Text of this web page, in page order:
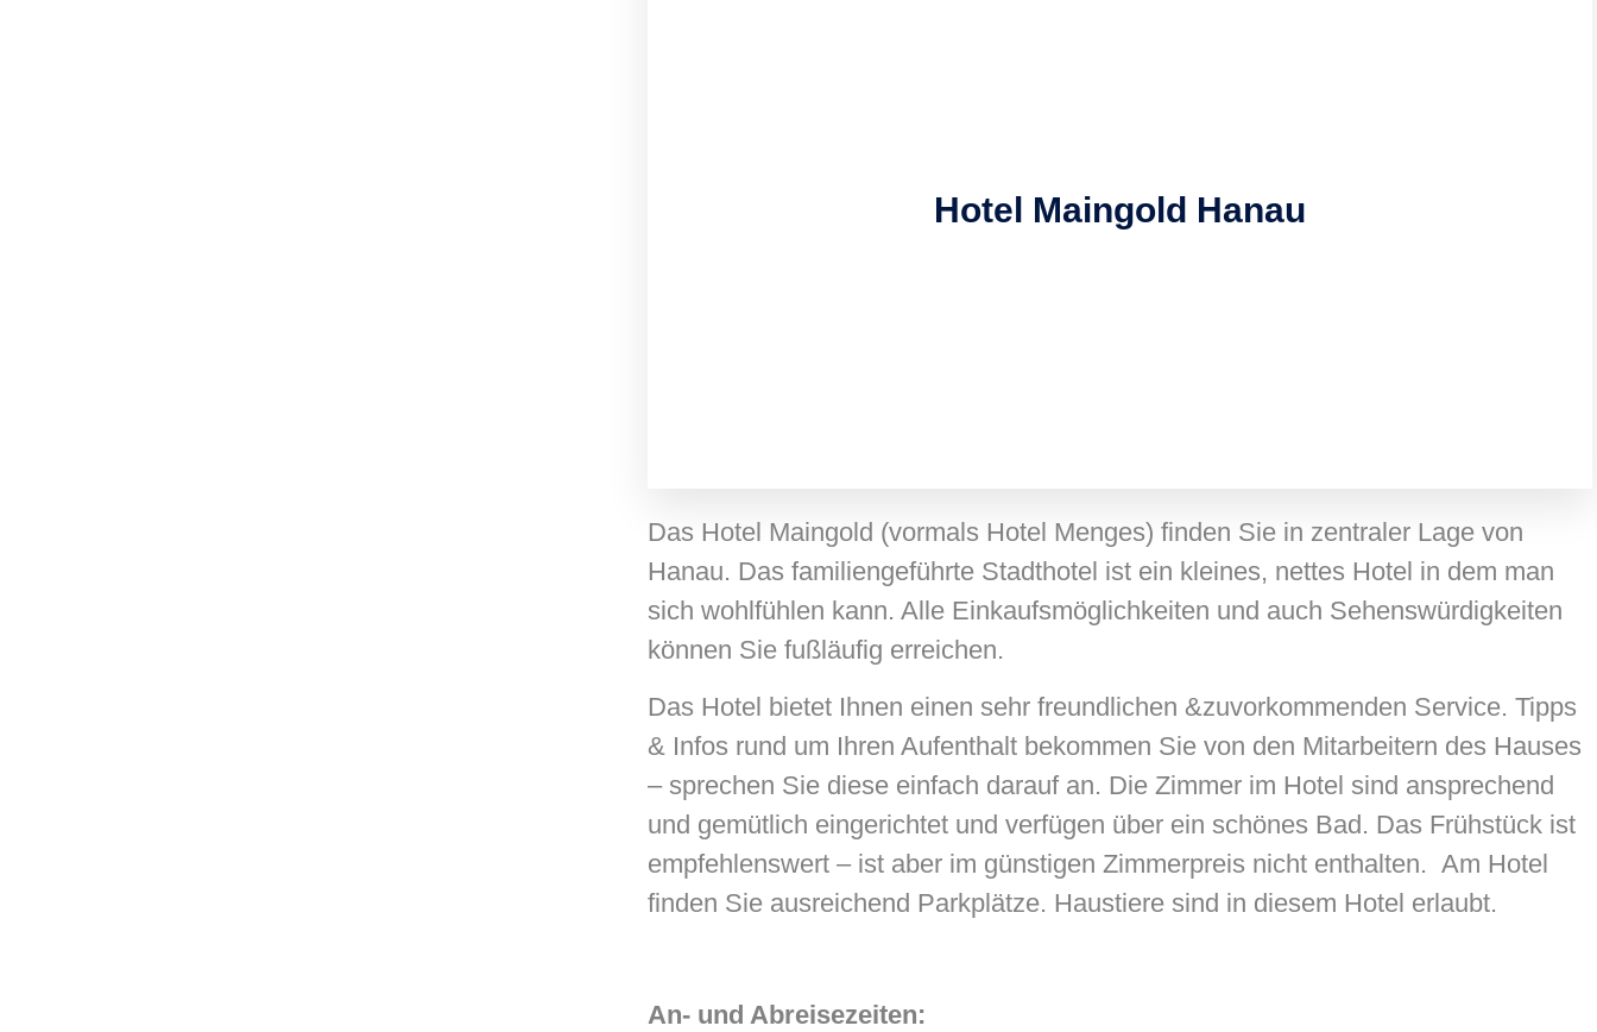
Hotel Maingold Hanau
Das Hotel Maingold (vormals Hotel Menges) finden Sie in zentraler Lage von
Hanau. Das familiengeführte Stadthotel ist ein kleines, nettes Hotel in dem man
sich wohlfühlen kann. Alle Einkaufsmöglichkeiten und auch Sehenswürdigkeiten
können Sie fußläufig erreichen.
Das Hotel bietet Ihnen einen sehr freundlichen &zuvorkommenden Service. Tipps
& Infos rund um Ihren Aufenthalt bekommen Sie von den Mitarbeitern des Hauses
– sprechen Sie diese einfach darauf an. Die Zimmer im Hotel sind ansprechend
und gemütlich eingerichtet und verfügen über ein schönes Bad. Das Frühstück ist
empfehlenswert – ist aber im günstigen Zimmerpreis nicht enthalten. Am Hotel
finden Sie ausreichend Parkplätze. Haustiere sind in diesem Hotel erlaubt.
An- und Abreisezeiten: